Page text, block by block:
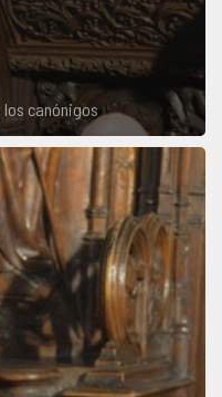
los canónigos